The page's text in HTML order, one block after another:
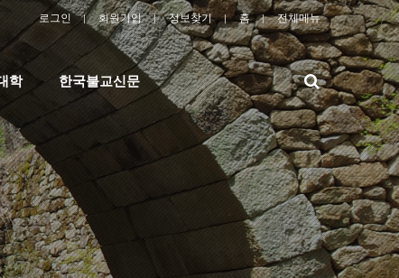
로그인 회원가입 정보찾기 홈 전체메뉴
학 한국불교신문
검
색